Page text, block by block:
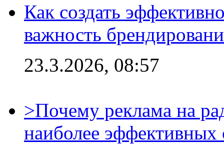
Как создать
важность
23.3.2026, 08:57
>Почему реклама на
наиболее эффективных